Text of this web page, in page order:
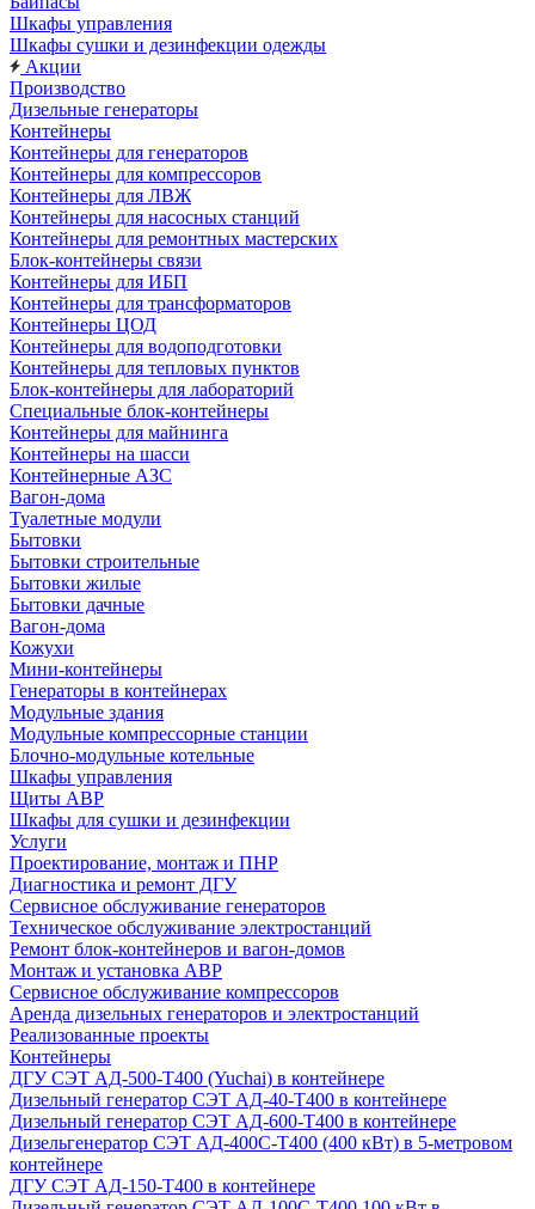
Шкафы управления
Шкафы сушки и дезинфекции одежды
Акции
Производство
Дизельные генераторы
Контейнеры
Контейнеры для генераторов
Контейнеры для компрессоров
Контейнеры для ЛВЖ
Контейнеры для насосных станций
Контейнеры для ремонтных мастерских
Блок-контейнеры связи
Контейнеры для ИБП
Контейнеры для трансформаторов
Контейнеры ЦОД
Контейнеры для водоподготовки
Контейнеры для тепловых пунктов
Блок-контейнеры для лабораторий
Специальные блок-контейнеры
Контейнеры для майнинга
Контейнеры на шасси
Контейнерные АЗС
Вагон-дома
Туалетные модули
Бытовки
Бытовки строительные
Бытовки жилые
Бытовки дачные
Вагон-дома
Кожухи
Мини-контейнеры
Генераторы в контейнерах
Модульные здания
Модульные компрессорные станции
Блочно-модульные котельные
Шкафы управления
Щиты АВР
Шкафы для сушки и дезинфекции
Услуги
Проектирование, монтаж и ПНР
Диагностика и ремонт ДГУ
Сервисное обслуживание генераторов
Техническое обслуживание электростанций
Ремонт блок-контейнеров и вагон-домов
Монтаж и установка АВР
Сервисное обслуживание компрессоров
Аренда дизельных генераторов и электростанций
Реализованные проекты
Контейнеры
ДГУ СЭТ АД-500-Т400 (Yuchai) в контейнере
Дизельный генератор СЭТ АД-40-Т400 в контейнере
Дизельный генератор СЭТ АД-600-Т400 в контейнере
Дизельгенератор СЭТ АД-400С-Т400 (400 кВт) в 5-метровом
контейнере
ДГУ СЭТ АД-150-Т400 в контейнере